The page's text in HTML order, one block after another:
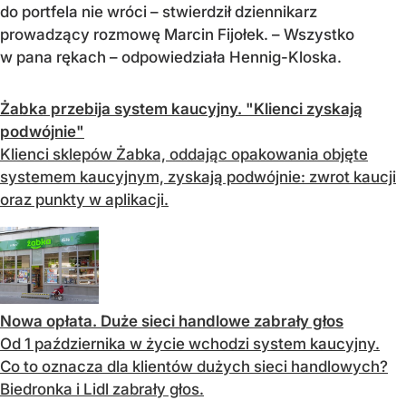
do portfela nie wróci – stwierdził dziennikarz
prowadzący rozmowę Marcin Fijołek. – Wszystko
w pana rękach – odpowiedziała Hennig-Kloska.
Żabka przebija system kaucyjny. "Klienci zyskają
podwójnie"
Klienci sklepów Żabka, oddając opakowania objęte
systemem kaucyjnym, zyskają podwójnie: zwrot kaucji
oraz punkty w aplikacji.
Nowa opłata. Duże sieci handlowe zabrały głos
Od 1 października w życie wchodzi system kaucyjny.
Co to oznacza dla klientów dużych sieci handlowych?
Biedronka i Lidl zabrały głos.